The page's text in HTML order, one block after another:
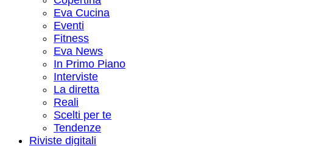
Eva Cucina
Eventi
Fitness
Eva News
In Primo Piano
Interviste
La diretta
Reali
Scelti per te
Tendenze
Riviste digitali